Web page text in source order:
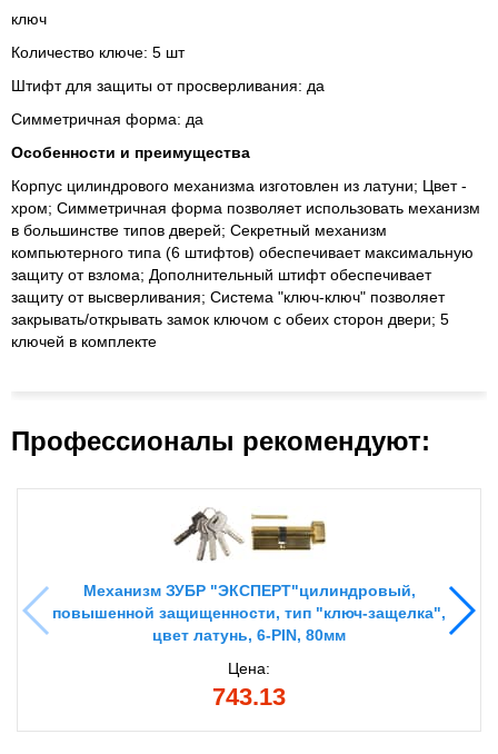
ключ
Количество ключе: 5 шт
Штифт для защиты от просверливания: да
Симметричная форма: да
Особенности и преимущества
Корпус цилиндрового механизма изготовлен из латуни; Цвет -
хром; Симметричная форма позволяет использовать механизм
в большинстве типов дверей; Секретный механизм
компьютерного типа (6 штифтов) обеспечивает максимальную
защиту от взлома; Дополнительный штифт обеспечивает
защиту от высверливания; Система "ключ-ключ" позволяет
закрывать/открывать замок ключом с обеих сторон двери; 5
ключей в комплекте
Профессионалы рекомендуют:
Механизм ЗУБР "ЭКСПЕРТ"цилиндровый,
повышенной защищенности, тип "ключ-защелка",
цвет латунь, 6-PIN, 80мм
Цена:
743.13